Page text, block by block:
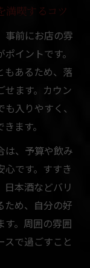
満喫するコツ
事前にお店の雰
イントです。
もあるため、落
せます。カウン
入りやすく、
ます。
は、予算や飲み
心です。すすき
日本酒などバリ
ため、自分の好
す。周囲の雰囲
で過ごすこと